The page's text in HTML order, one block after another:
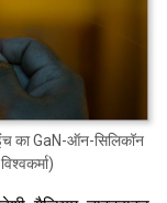
का GaN-ऑन-सिलिकॉन